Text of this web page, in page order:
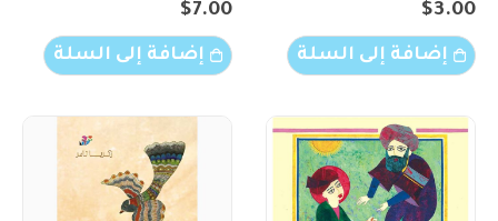
$3.00
إضافة إلى السلة
$7.00
إضافة إلى السلة